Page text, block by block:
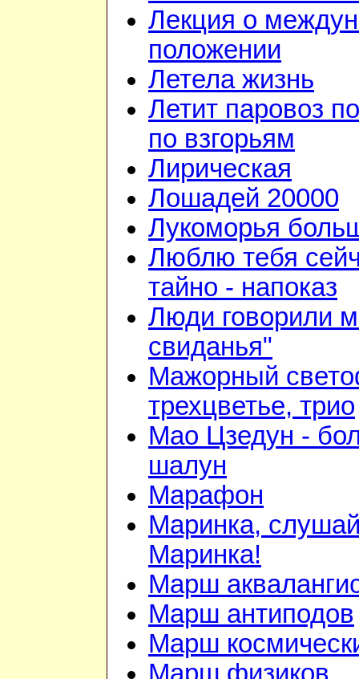
Лекция о
положении
Летела жизнь
Летит паровоз
по взгорьям
Лирическая
Лошадей 20000
Лукоморья
Люблю тебя
тайно - напоказ
Люди говорили
свиданья"
Мажорный
трехцветье, трио
Мао Цзедун -
шалун
Марафон
Маринка,
Маринка!
Марш
Марш антиподов
Марш